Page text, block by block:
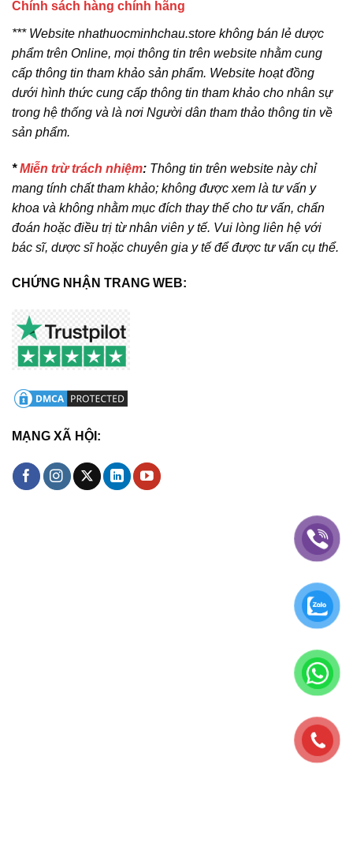
Chính sách hàng chính hãng
*** Website nhathuocminhchau.store không bán lẻ dược
phẩm trên Online, mọi thông tin trên website nhằm cung
cấp thông tin tham khảo sản phẩm. Website hoạt đồng
dưới hình thức cung cấp thông tin tham khảo cho nhân sự
trong hệ thống và là nơi Người dân tham thảo thông tin về
sản phẩm.
*Miễn trừ trách nhiệm: Thông tin trên website này chỉ
mang tính chất tham khảo; không được xem là tư vấn y
khoa và không nhằm mục đích thay thế cho tư vấn, chẩn
đoán hoặc điều trị từ nhân viên y tế. Vui lòng liên hệ với
bác sĩ, dược sĩ hoặc chuyên gia y tế để được tư vấn cụ thể.
CHỨNG NHẬN TRANG WEB:
MẠNG XÃ HỘI: